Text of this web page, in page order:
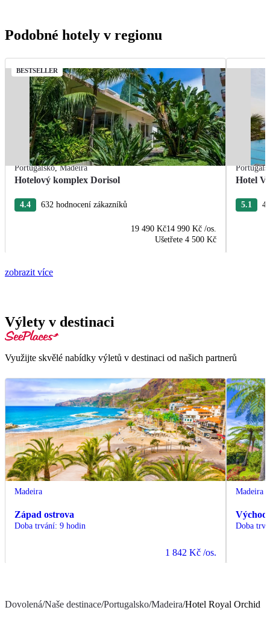
Podobné hotely v regionu
BESTSELLER
Portugalsko,Madeira
Hotelový komplex Dorisol
4.4 632 hodnocení zákazníků
19 490 Kč14 990 Kč /os.
Ušetřete 4 500 Kč
Hotel
5.1
zobrazit více
Výlety v destinaci
Využijte skvělé nabídky výletů v destinaci od našich partnerů
Madeira
Západ ostrova
Doba trvání: 9 hodin
1 842 Kč /os.
Madeira
Východ
Doba
Dovolená/Naše destinace/Portugalsko/Madeira/Hotel Royal Orchid